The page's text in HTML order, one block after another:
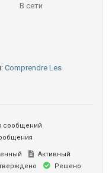
В сети
Comprendre Les
сообщений
Активный
Решено